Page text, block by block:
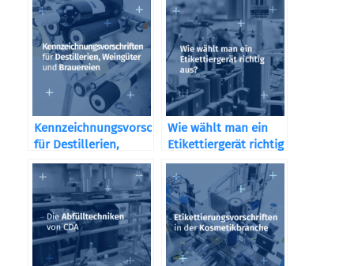
Kennzeichnungsvorschriften
für Destillerien,
Weingüter und
Brauereien
Wie wählt man ein
Etikettiergerät richtig
aus?